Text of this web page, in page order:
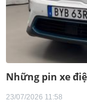
Những pin xe
23/07/2026 11:58